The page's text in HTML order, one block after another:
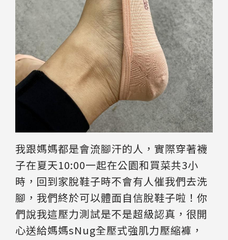
我跟媽媽都是會流腳汗的人，實際穿著襪
子在夏天10:00一起在公園和買菜共3小
時，回到家脫鞋子時不會有人催我們去洗
腳，我們終於可以體面自信脫鞋子啦！你
們說我這壓力測試是不是超級認真，很開
心送給媽媽sNug全壓式強肌力壓縮褲，